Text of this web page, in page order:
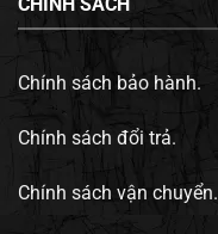
Chính sách bảo hành.
Chính sách đổi trả.
Chính sách vận chuyển.